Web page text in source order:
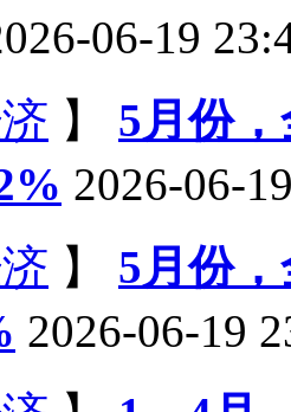
06-19
】 5月份
2026-06-
】 5月份
2026-06-19